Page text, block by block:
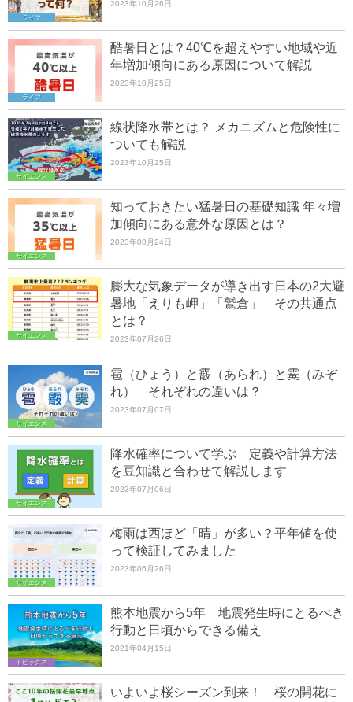
ライフ
2023年10月26日
ライフ
酷暑日とは？40℃を超えやすい地域や近
年増加傾向にある原因について解説
2023年10月25日
サイエンス
線状降水帯とは？ メカニズムと危険性に
ついても解説
2023年10月25日
サイエンス
知っておきたい猛暑日の基礎知識 年々増
加傾向にある意外な原因とは？
2023年08月24日
サイエンス
膨大な気象データが導き出す日本の2大避
暑地「えりも岬」「鷲倉」 その共通点
とは？
2023年07月26日
サイエンス
雹（ひょう）と霰（あられ）と霙（みぞ
れ） それぞれの違いは？
2023年07月07日
サイエンス
降水確率について学ぶ 定義や計算方法
を豆知識と合わせて解説します
2023年07月06日
サイエンス
梅雨は西ほど「晴」が多い？平年値を使
って検証してみました
2023年06月26日
トピックス
熊本地震から5年 地震発生時にとるべき
行動と日頃からできる備え
2021年04月15日
いよいよ桜シーズン到来！ 桜の開花に